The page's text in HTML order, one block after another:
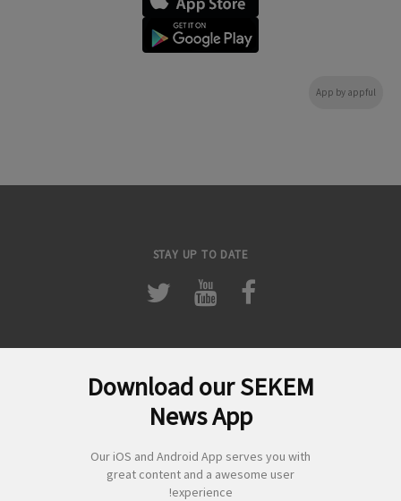
App by appful
STAY UP TO DATE
Download our SEKEM
News App
Our iOS and Android App serves you with
great content and a awesome user
experience!